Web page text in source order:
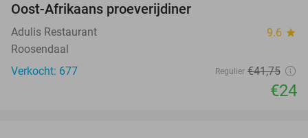
Oost-Afrikaans proeverijdiner
Adulis Restaurant 9.6 star
Roosendaal
Verkocht: 677
Regulier €41,75
€24